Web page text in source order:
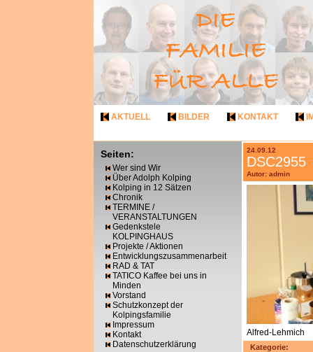
AKTUELL BILDER KONTAKT
Seiten:
Wer sind Wir
Über Adolph Kolping
Kolping in 12 Sätzen
Chronik
TERMINE /
VERANSTALTUNGEN
Gedenkstele
KOLPINGHAUS
Projekte / Aktionen
Entwicklungszusammenarbeit
RAD & TAT
TATICO Kaffee bei uns in
Minden
Vorstand
Schutzkonzept der
Kolpingsfamilie
Impressum
Kontakt
Datenschutzerklärung
24.09.12
DSC2955
Autor: admin
Alfred-Lehmich
Kategorie: